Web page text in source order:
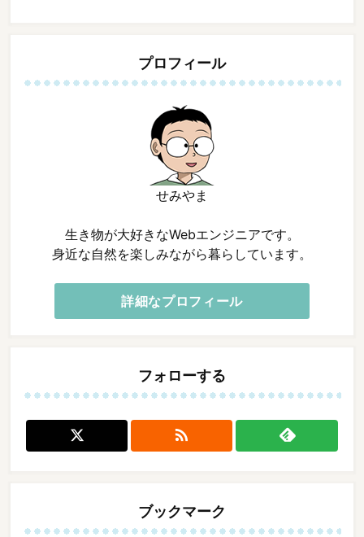
プロフィール
せみやま
生き物が大好きなWebエンジニアです。
身近な自然を楽しみながら暮らしています。
詳細なプロフィール
フォローする

ブックマーク